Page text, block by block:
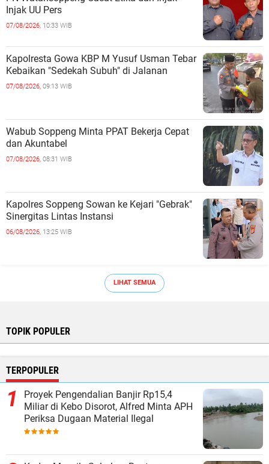
Injak UU Pers
07/08/2026, 10:33 WIB
Kapolresta Gowa KBP M Yusuf Usman Tebar
Kebaikan "Sedekah Subuh" di Jalanan ‎
07/08/2026, 09:13 WIB
Wabub Soppeng Minta PPAT Bekerja Cepat
dan Akuntabel ‎
07/08/2026, 08:31 WIB
Kapolres Soppeng Sowan ke Kejari "Gebrak"
Sinergitas Lintas Instansi ‎
06/08/2026, 13:25 WIB
LIHAT SEMUA
TOPIK POPULER
TERPOPULER
Proyek Pengendalian Banjir Rp15,4
Miliar di Kebo Disorot, Alfred Minta APH
Periksa Dugaan Material Ilegal